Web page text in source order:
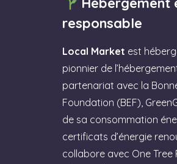
responsable
Local Market est
pionnier de
partenariat avec la
Foundation (BEF),
de sa consommation
certificats d’énergie
collabore avec One